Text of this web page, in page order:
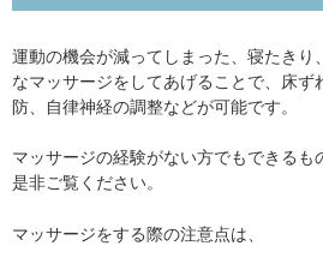
運動の機会が減ってしまった、寝たきり
なマッサージをしてあげることで、床
防、自律神経の調整などが可能です。
マッサージの経験がない方でもできるも
是非ご覧ください。
マッサージをする際の注意点は、